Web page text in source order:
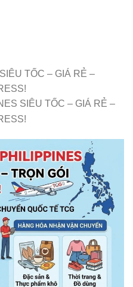
TỐC – GIÁ RẺ –
SIÊU TỐC – GIÁ RẺ –